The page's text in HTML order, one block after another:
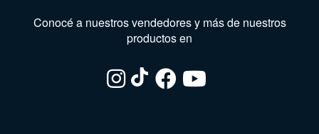
Conocé a nuestros vendedores y más de nuestros
productos en